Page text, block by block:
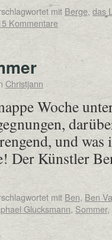
mit Berge, das
Kommentare
Christjann
Woche
und
Der Künstler
mit Ben, Ben
Glucksmann, Sommer,